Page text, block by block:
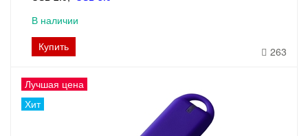
В наличии
Купить
263
Лучшая цена
Хит